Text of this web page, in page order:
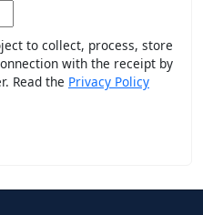
to collect, process, store
with the receipt by
Read the Privacy Policy